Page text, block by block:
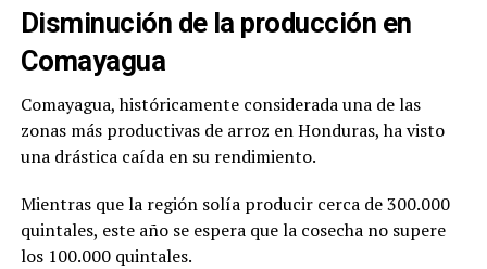
Disminución de la producción en
Comayagua
Comayagua, históricamente considerada una de las
zonas más productivas de arroz en Honduras, ha visto
una drástica caída en su rendimiento.
Mientras que la región solía producir cerca de 300.000
quintales, este año se espera que la cosecha no supere
los 100.000 quintales.